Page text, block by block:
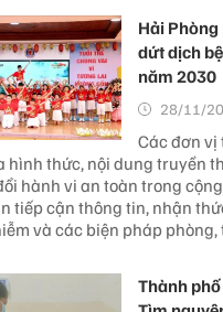
Hải
dứt dịch
năm 2030
28/11/
Các đơn
hình thức, nội dung truyền
hành vi an toàn trong
tiếp cận thông tin, nhận
và các biện pháp phòng,
Thành